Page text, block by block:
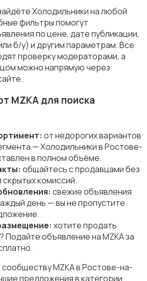
Холодильники на любой
фильтры помогут
по цене, дате публикации,
б/у) и другим параметрам. Все
проверку модераторами, а
можно напрямую через
MZKA для поиска
от недорогих вариантов
— Холодильники в Ростове-
в полном объёме.
общайтесь с продавцами без
комиссий.
свежие объявления
день — вы не пропустите
хотите продать
Подайте объявление на MZKA за
MZKA в Ростове-на-
предложения в категории